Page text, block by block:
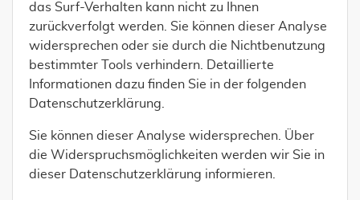
das Surf-Verhalten kann nicht zu Ihnen
zurückverfolgt werden. Sie können dieser Analyse
widersprechen oder sie durch die Nichtbenutzung
bestimmter Tools verhindern. Detaillierte
Informationen dazu finden Sie in der folgenden
Datenschutzerklärung.
Sie können dieser Analyse widersprechen. Über
die Widerspruchsmöglichkeiten werden wir Sie in
dieser Datenschutzerklärung informieren.